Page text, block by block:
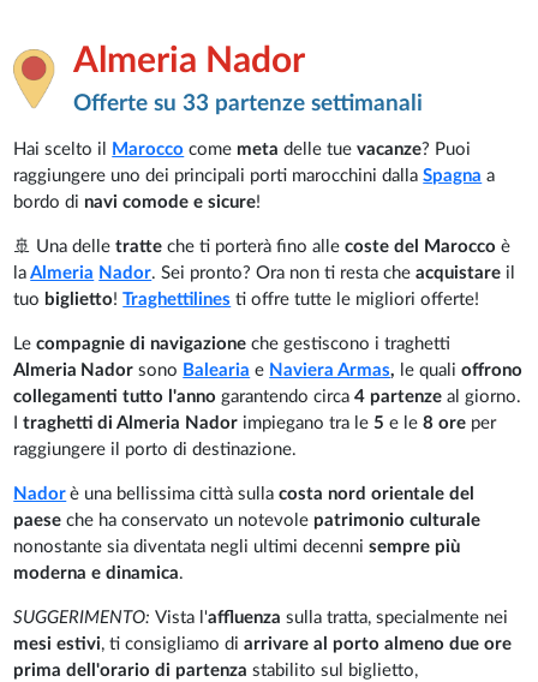
Almeria Nador
Offerte su 33 partenze settimanali
Hai scelto il Marocco come meta delle tuevacanze? Puoi
raggiungere uno dei principali porti marocchini dallaSpagna a
bordo di navi comode e sicure!
🚢 Una delletratte che ti porterà fino allecoste del Marocco è
la Almeria Nador. Sei pronto? Ora non ti resta cheacquistare il
tuo biglietto!Traghettilines ti offre tutte le migliori offerte!
Lecompagnie di navigazione che gestiscono i traghetti
Almeria Nador sono Balearia e Naviera Armas, le qualioffrono
collegamenti tutto l'anno garantendo circa4 partenzeal giorno.
Itraghetti di Almeria Nador impiegano tra le5e le8 ore per
raggiungere il porto di destinazione.
Nador è una bellissima città sulla costa nord orientale del
paese che ha conservato un notevole patrimonio culturale
nonostante sia diventata negli ultimi decennisempre più
moderna e dinamica.
SUGGERIMENTO:Vista l'affluenza sulla tratta, specialmente nei
mesi estivi, ti consigliamo diarrivare al porto almeno due ore
prima dell'orario di partenza stabilito sul biglietto,